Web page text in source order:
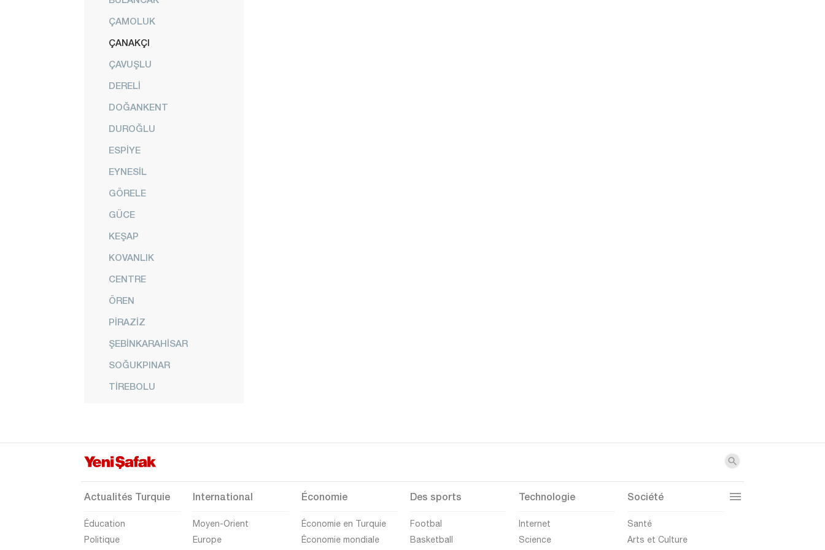
ÇAMOLUK
ÇANAKÇI
ÇAVUŞLU
DERELİ
DOĞANKENT
DUROĞLU
ESPİYE
EYNESİL
GÖRELE
GÜCE
KEŞAP
KOVANLIK
CENTRE
ÖREN
PİRAZİZ
ŞEBİNKARAHİSAR
SOĞUKPINAR
TİREBOLU
Gümüşhane
Hakkari
Iğdır
Actualités Turquie
Éducation
Politique
International
Moyen-Orient
Europe
Économie
Économie en Turquie
Économie mondiale
Des sports
Footbal
Basketball
Technologie
Internet
Science
Société
Santé
Arts et Culture